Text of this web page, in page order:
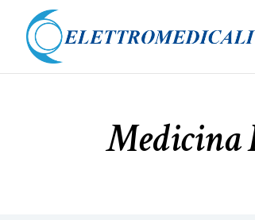
Medicina